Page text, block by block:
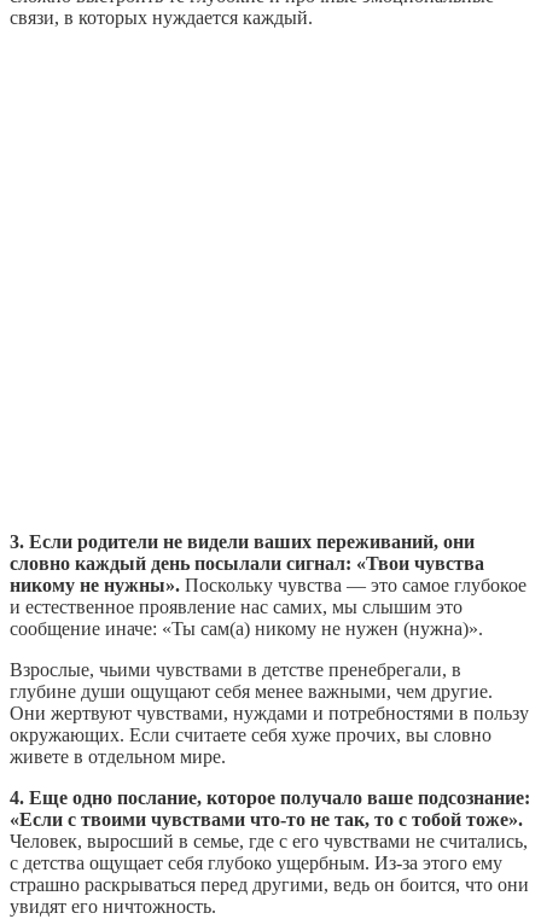
связи, в которых нуждается каждый.
3. Если родители не видели ваших переживаний, они
словно каждый день посылали сигнал: «Твои чувства
никому не нужны». Поскольку чувства — это самое глубокое
и естественное проявление нас самих, мы слышим это
сообщение иначе: «Ты сам(а) никому не нужен (нужна)».
Взрослые, чьими чувствами в детстве пренебрегали, в
глубине души ощущают себя менее важными, чем другие.
Они жертвуют чувствами, нуждами и потребностями в пользу
окружающих. Если считаете себя хуже прочих, вы словно
живете в отдельном мире.
4. Еще одно послание, которое получало ваше подсознание:
«Если с твоими чувствами что-то не так, то с тобой тоже».
Человек, выросший в семье, где с его чувствами не считались,
с детства ощущает себя глубоко ущербным. Из-за этого ему
страшно раскрываться перед другими, ведь он боится, что они
увидят его ничтожность.